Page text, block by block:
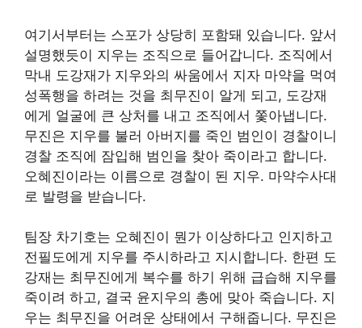
여기서부터는 스포가 상당히 포함돼 있습니다. 앞서
설명했듯이 지우는 조직으로 들어갑니다. 조직에서
막내 도강재가 지우와의 싸움에서 지자 마약을 먹여
성폭행을 하려는 것을 최무진이 알게 되고, 도강재
에게 얼굴에 큰 상처를 내고 조직에서 쫓아냅니다.
무진은 지우를 불러 아버지를 죽인 범인이 경찰이니
경찰 조직에 잠입해 범인을 찾아 죽이라고 합니다.
오혜진이라는 이름으로 경찰이 된 지우. 마약수사대
로 발령을 받습니다.
팀장 차기호는 오혜진이 뭔가 이상하다고 인지하고
전필도에게 지우를 주시하라고 지시합니다. 한편 도
강재는 최무진에게 복수를 하기 위해 급습해 지우를
죽이려 하고, 결국 윤지우의 총에 맞아 죽습니다. 지
우는 최무진을 어려운 상태에서 구해줍니다. 무진은